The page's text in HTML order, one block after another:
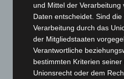
März 2026(115)
Februar 2026(109)
Januar 2026(122)
Dezember 2025(103)
November 2025(114)
und Mittel der
Daten entscheidet. Sind
Verarbeitung durch das
der Mitgliedstaaten
Verantwortliche
bestimmten Kriterien
Unionsrecht oder dem